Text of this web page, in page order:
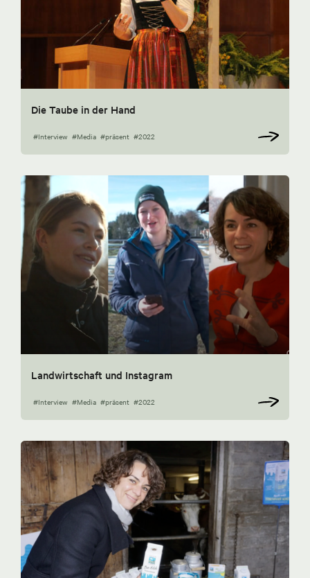
Die Taube in der Hand
#Interview #Media #präsent #2022
Landwirtschaft und Instagram
#Interview #Media #präsent #2022